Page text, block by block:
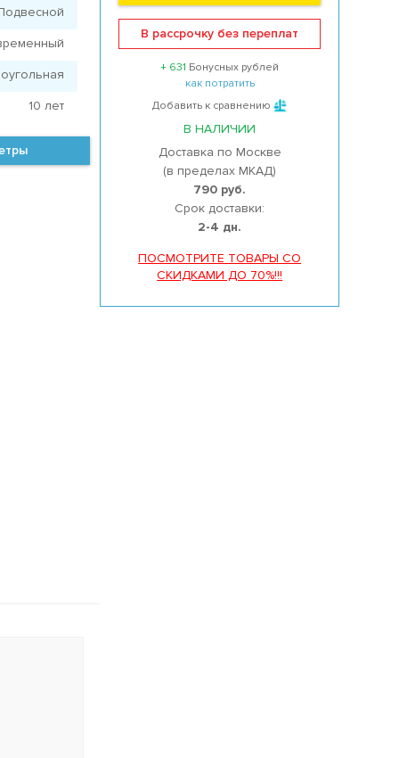
В рассрочку без переплат
+ 631 Бонусных рублей
как потратить
Добавить к сравнению
В НАЛИЧИИ
Доставка по Москве
(в пределах МКАД)
790 руб.
Срок доставки:
2-4 дн.
ПОСМОТРИТЕ ТОВАРЫ СО
СКИДКАМИ ДО 70%!!!
10 лет